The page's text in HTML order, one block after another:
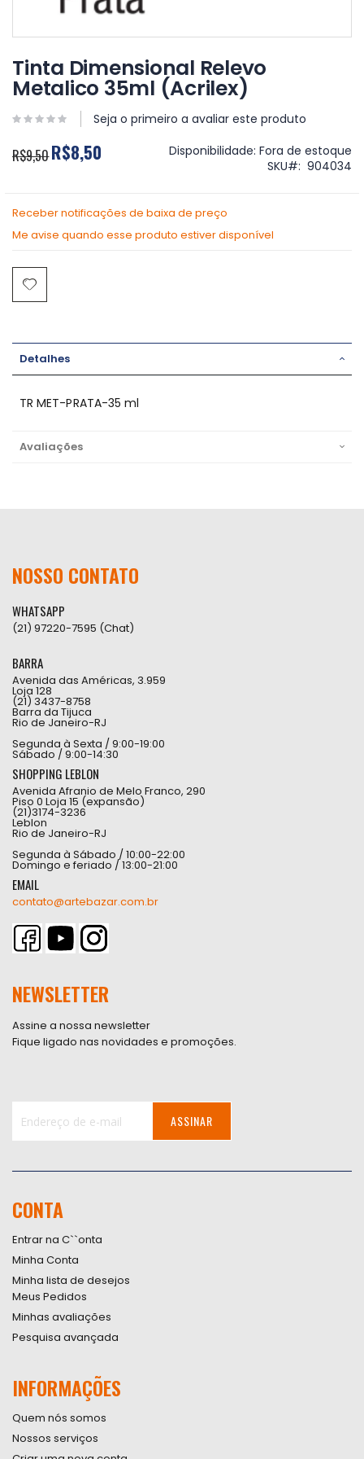
para
o
início
Galeria
imagens
Tinta Dimensional Relevo
Metalico 35ml (Acrilex)
Seja o primeiro a avaliar este produto
R$9,50R$8,50 Disponibilidade: Fora de estoque
SKU
904034
Receber notificações de baixa de preço
Me avise quando esse produto estiver disponível
Detalhes
TR MET-PRATA-35 ml
Avaliações
NOSSO CONTATO
WHATSAPP
(21) 97220-7595 (Chat)
BARRA
Avenida das Américas, 3.959
Loja 128
(21) 3437-8758
Barra da Tijuca
Rio de Janeiro-RJ
Segunda à Sexta / 9:00-19:00
Sábado / 9:00-14:30
SHOPPING LEBLON
Avenida Afranio de Melo Franco, 290
Piso 0 Loja 15 (expansão)
(21)3174-3236
Leblon
Rio de Janeiro-RJ
Segunda à Sábado / 10:00-22:00
Domingo e feriado / 13:00-21:00
EMAIL
contato@artebazar.com.br
NEWSLETTER
Assine a nossa newsletter
Fique ligado nas novidades e promoções.
Newsletter:
ASSINAR
CONTA
Entrar na C``onta
Minha Conta
Minha lista de desejos
Meus Pedidos
Minhas avaliações
Pesquisa avançada
INFORMAÇÕES
Quem nós somos
Nossos serviços